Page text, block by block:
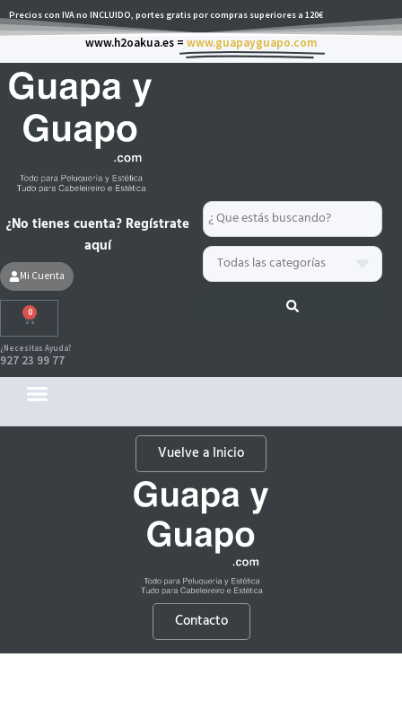
al
Precios con IVA no INCLUIDO, portes gratis por compras superiores a 120€
www.h2oakua.es = www.guapayguapo.com
Search
...
¿No tienes cuenta? Regístrate
aquí
Mi Cuenta
0
Carrito
¿Necesitas Ayuda?
927 23 99 77
Vuelve a Inicio
Contacto